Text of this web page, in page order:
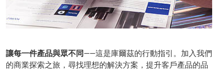
讓每一件產品與眾不同——這是庫爾茲的行動指引。加入我們
的商業探索之旅，尋找理想的解決方案，提升客戶產品的品